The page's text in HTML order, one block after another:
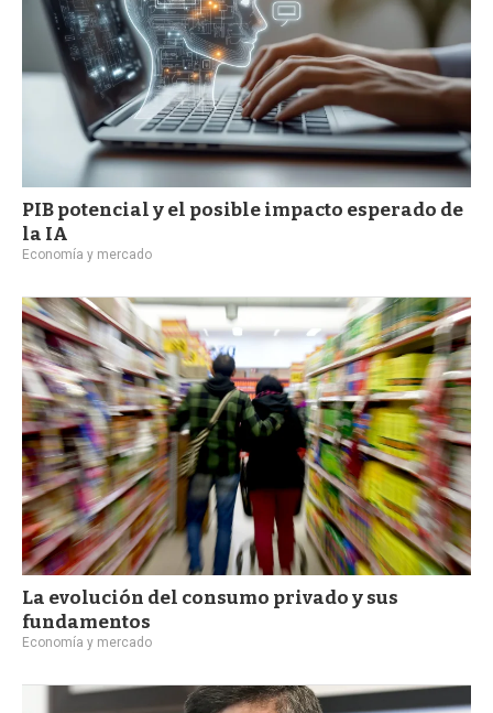
PIB potencial y el posible impacto esperado de
la IA
Economía y mercado
La evolución del consumo privado y sus
fundamentos
Economía y mercado